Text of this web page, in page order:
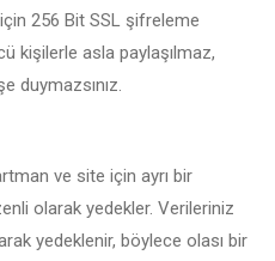
256 Bit SSL şifreleme
kişilerle asla paylaşılmaz,
duymazsınız.
ve site için ayrı bir
olarak yedekler. Verileriniz
yedeklenir, böylece olası bir